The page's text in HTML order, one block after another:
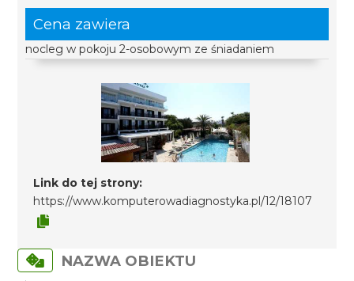
Cena zawiera
nocleg w pokoju 2-osobowym ze śniadaniem
Link do tej strony:
https://www.komputerowadiagnostyka.pl/12/18107
NAZWA OBIEKTU